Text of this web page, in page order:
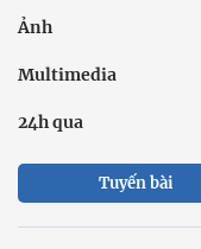
Ảnh
Multimedia
24h qua
Tuyến bài